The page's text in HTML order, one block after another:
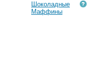
Шоколадные
Маффины